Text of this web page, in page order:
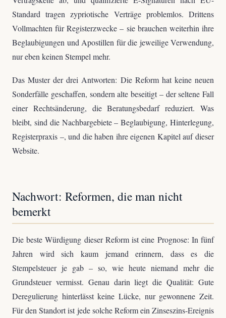
Standard tragen zypriotische Verträge problemlos. Drittens
Vollmachten für Registerzwecke – sie brauchen weiterhin ihre
Beglaubigungen und Apostillen für die jeweilige Verwendung,
nur eben keinen Stempel mehr.
Das Muster der drei Antworten: Die Reform hat keine neuen
Sonderfälle geschaffen, sondern alte beseitigt – der seltene Fall
einer Rechtsänderung, die Beratungsbedarf reduziert. Was
bleibt, sind die Nachbargebiete – Beglaubigung, Hinterlegung,
Registerpraxis –, und die haben ihre eigenen Kapitel auf dieser
Website.
Nachwort: Reformen, die man nicht
bemerkt
Die beste Würdigung dieser Reform ist eine Prognose: In fünf
Jahren wird sich kaum jemand erinnern, dass es die
Stempelsteuer je gab – so, wie heute niemand mehr die
Grundsteuer vermisst. Genau darin liegt die Qualität: Gute
Deregulierung hinterlässt keine Lücke, nur gewonnene Zeit.
Für den Standort ist jede solche Reform ein Zinseszins-Ereignis